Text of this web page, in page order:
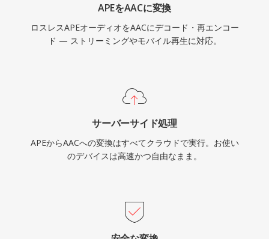
APEをAACに変換
ロスレスAPEオーディオをAACにデコード・再エンコー
ド — ストリーミングやモバイル再生に対応。
サーバーサイド処理
APEからAACへの変換はすべてクラウドで実行。お使い
のデバイスは高速かつ自由なまま。